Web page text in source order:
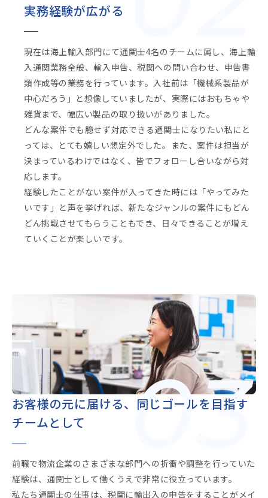
実務経験が広がる
現在は海上輸入部門にて通関士4名のチームに属し、海上輸
入通関業務全般、輸入申告、税関への問い合わせ、申告書
類作成等の業務を行っています。入社前は「機械系製品が
中心だろう」と想像していましたが、実際にはおもちゃや
雑貨まで、幅広い製品の取り扱いがありました。
どんな案件でも臆せず対応できる通関士になりたい私にと
っては、とても嬉しい想定外でした。また、案件は担当が
決まっているわけではなく、皆でフォローし合いながら対
応します。
経験したことがない案件が入ってきた時には「やってみた
いです」と声を挙げれば、新たなジャンルの案件にもどん
どん挑戦させてもらうこともでき、日々できることが増え
ていくことが楽しいです。
03
お客様の元に届ける、同じゴールを目指す
チームとして
前職で物流企業のさまざまな部門への折衝や調整を行っていた
経験は、通関士として働くうえで非常に役立っています。
私たち通関士の仕事は、税関に輸出入の申告をすることがメイ